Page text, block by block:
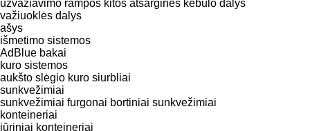
užvažiavimo rampos kitos atsarginės kėbulo dalys
važiuoklės dalys
ašys
išmetimo sistemos
AdBlue bakai
kuro sistemos
aukšto slėgio kuro siurbliai
sunkvežimiai
sunkvežimiai furgonai bortiniai sunkvežimiai
konteineriai
jūriniai konteineriai